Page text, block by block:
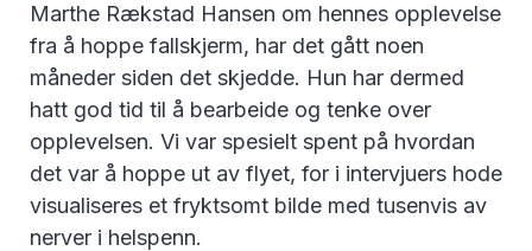
Marthe Rækstad Hansen om hennes opplevelse
fra å hoppe fallskjerm, har det gått noen
måneder siden det skjedde. Hun har dermed
hatt god tid til å bearbeide og tenke over
opplevelsen. Vi var spesielt spent på hvordan
det var å hoppe ut av flyet, for i intervjuers hode
visualiseres et fryktsomt bilde med tusenvis av
nerver i helspenn.